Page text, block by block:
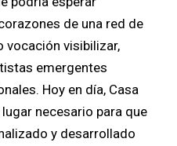
de una red de
vocación visibilizar,
emergentes
Hoy en día, Casa
necesario para que
y desarrollado